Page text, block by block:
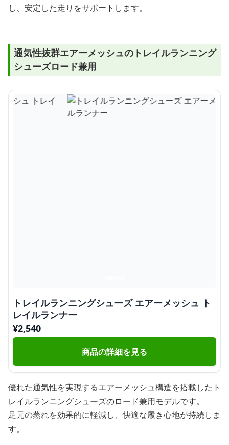
し、安定した走りをサポートします。
通気性抜群エアーメッシュのトレイルランニング
シューズロード兼用
トレイルランニングシューズ エアーメッシュ ト
レイルランナー
¥2,540
商品の詳細を見る
優れた通気性を実現するエアーメッシュ構造を搭載したト
レイルランニングシューズのロード兼用モデルです。
足元の蒸れを効果的に軽減し、快適な履き心地が持続しま
す。